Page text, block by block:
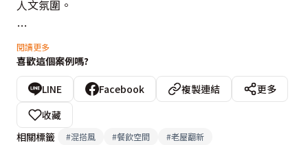
人文氛圍。
商業空間首要競爭點的就是門面，我們特別選用水泥花
磚、九重葛等植栽，塑造舊時童年庭院風格，揭開複合式
空間神秘的面紗。尤其當陽光灑落，鏤空花磚、枝繁葉茂
搖曳的葉片，光影層層堆疊，搭配復刻長椅、外推木窗、
仿舊褪色木門與老屋既有外牆，共同烘托出迷人的台式韻
閱讀更多
喜歡這個案例嗎?
LINE Facebook 複製連結
更多
收藏
相關標籤
#混搭風 #餐飲空間 #老屋翻新